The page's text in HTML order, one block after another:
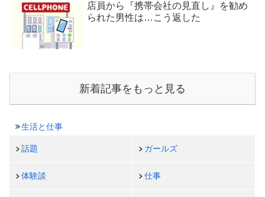
店員から『携帯会社の見直し』を勧め
られた男性は…こう返した
新着記事をもっと見る
生活と仕事
話題 ガールズ
体験談 仕事